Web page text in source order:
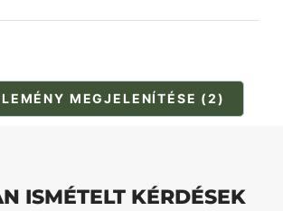
MEGJELENÍTÉSE (2)
ISMÉTELT KÉRDÉSEK